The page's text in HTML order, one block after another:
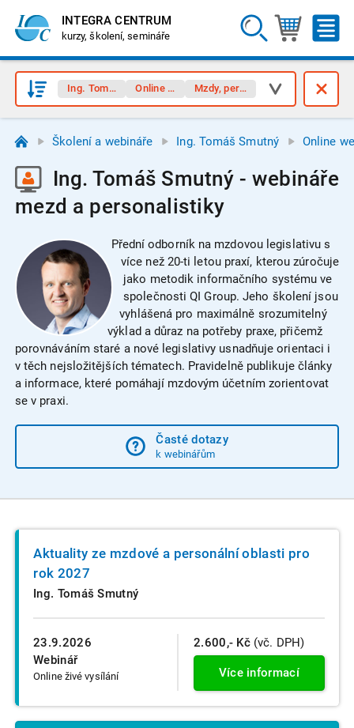
INTEGRA CENTRUM
kurzy, školení, semináře
Ing. Tomáš SmutnýOnline webinářeMzdy, personalistika
Školení a webináře Ing. Tomáš Smutný Online
Ing. Tomáš Smutný - webináře
mezd a personalistiky
Přední odborník na mzdovou legislativu s
více než 20-ti letou praxí, kterou zúročuje
jako metodik informačního systému ve
společnosti QI Group. Jeho školení jsou
vyhlášená pro maximálně srozumitelný
výklad a důraz na potřeby praxe, přičemž
porovnáváním staré a nové legislativy usnadňuje orientaci i
v těch nejsložitějších tématech. Pravidelně publikuje články
a informace, které pomáhají mzdovým účetním zorientovat
se v praxi.
Časté dotazy
k webinářům
23.9.2026
Webinář
Online živé vysílání
Aktuality ze mzdové a personální oblasti pro
rok 2027
Ing. Tomáš Smutný
2.600,- Kč (vč. DPH)
Více informací